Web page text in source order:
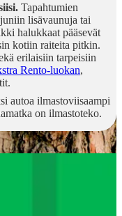
Tapahtumien
lisävaunuja tai
halukkaat pääsevät
kotiin raiteita pitkin.
erilaisiin tarpeisiin
Rento-luokan,
autoa ilmastoviisaampi
on ilmastoteko.